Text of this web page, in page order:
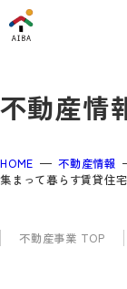
不動産情
HOME 不動産情報
集まって暮らす賃貸住
不動産事業 TOP